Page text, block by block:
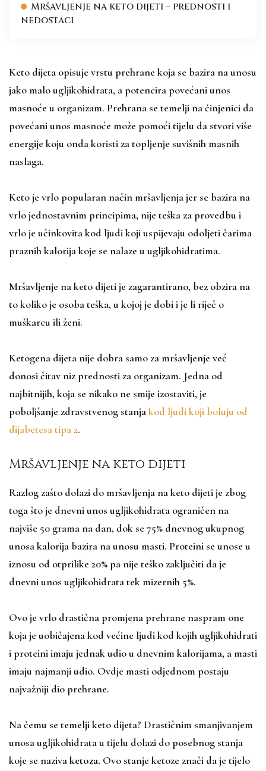
Mršavljenje na keto dijeti – prednosti i
nedostaci
Keto dijeta opisuje vrstu prehrane koja se bazira na unosu
jako malo ugljikohidrata, a potencira povećani unos
masnoće u organizam. Prehrana se temelji na činjenici da
povećani unos masnoće može pomoći tijelu da stvori više
energije koju onda koristi za topljenje suvišnih masnih
naslaga.
Keto je vrlo popularan način mršavljenja jer se bazira na
vrlo jednostavnim principima, nije teška za provedbu i
vrlo je učinkovita kod ljudi koji uspijevaju odoljeti čarima
praznih kalorija koje se nalaze u ugljikohidratima.
Mršavljenje na keto dijeti je zagarantirano, bez obzira na
to koliko je osoba teška, u kojoj je dobi i je li riječ o
muškarcu ili ženi.
Ketogena dijeta nije dobra samo za mršavljenje već
donosi čitav niz prednosti za organizam. Jedna od
najbitnijih, koja se nikako ne smije izostaviti, je
poboljšanje zdravstvenog stanjakod ljudi koji boluju od
dijabetesa tipa 2.
Mršavljenje na keto dijeti
Razlog zašto dolazi do mršavljenja na keto dijeti je zbog
toga što je dnevni unos ugljikohidrata ograničen na
najviše 50 grama na dan, dok se 75% dnevnog ukupnog
unosa kalorija bazira na unosu masti. Proteini se unose u
iznosu od otprilike 20% pa nije teško zaključiti da je
dnevni unos ugljikohidrata tek mizernih 5%.
Ovo je vrlo drastična promjena prehrane naspram one
koja je uobičajena kod većine ljudi kod kojih ugljikohidrati
i proteini imaju jednak udio u dnevnim kalorijama, a masti
imaju najmanji udio. Ovdje masti odjednom postaju
najvažniji dio prehrane.
Na čemu se temelji keto dijeta? Drastičnim smanjivanjem
unosa ugljikohidrata u tijelu dolazi do posebnog stanja
koje se nazivaketoza. Ovo stanje ketoze znači da je tijelo